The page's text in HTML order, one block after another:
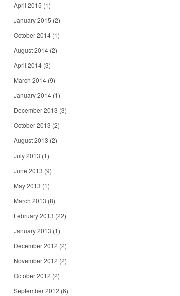
April 2015 (1)
January 2015 (2)
October 2014 (1)
August 2014 (2)
April 2014 (3)
March 2014 (9)
January 2014 (1)
December 2013 (3)
October 2013 (2)
August 2013 (2)
July 2013 (1)
June 2013 (9)
May 2013 (1)
March 2013 (8)
February 2013 (22)
January 2013 (1)
December 2012 (2)
November 2012 (2)
October 2012 (2)
September 2012 (6)